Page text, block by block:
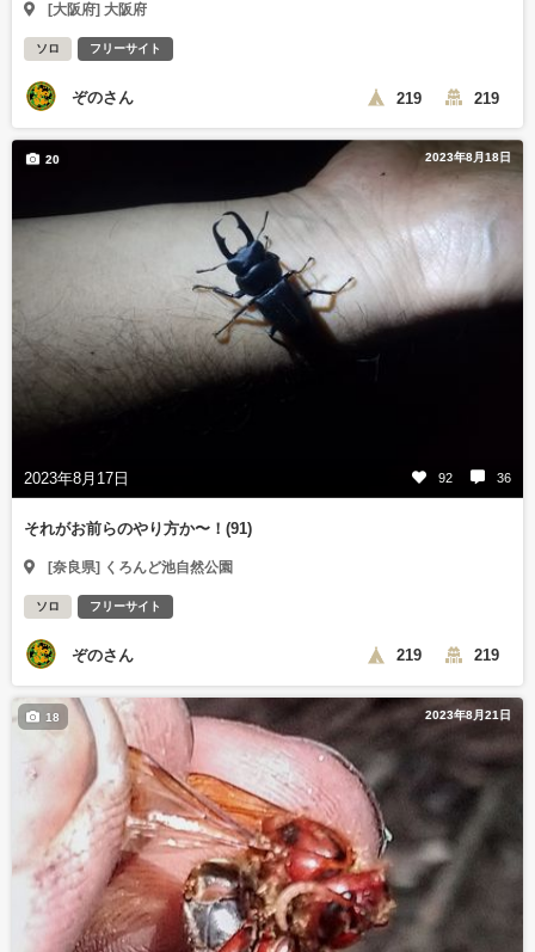
[大阪府] 大阪府
ソロ フリーサイト
ぞのさん 219 219
2023年8月18日
2023年8月17日 92 36
20
それがお前らのやり方か〜！(91)
[奈良県] くろんど池自然公園
ソロ フリーサイト
ぞのさん 219 219
2023年8月21日
18